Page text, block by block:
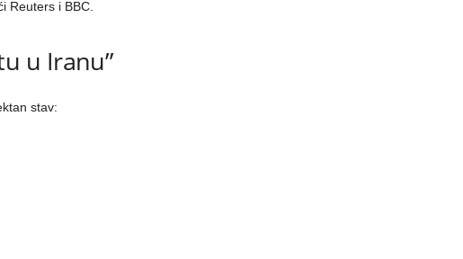
Reuters i BBC.
u Iranu”
stav: